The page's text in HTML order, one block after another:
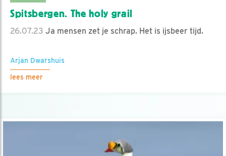
Spitsbergen. The holy grail
26.07.23 Ja mensen zet je schrap. Het is ijsbeer tijd.
Arjan Dwarshuis
lees meer